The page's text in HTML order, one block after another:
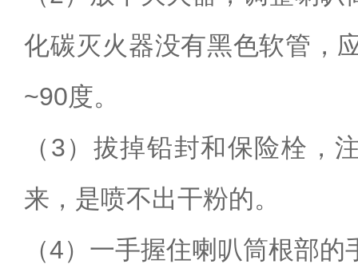
化碳灭火器没有黑色软管，
~90度。
（ 3）拔掉铅封和保险栓 ，
来，是喷不出干粉的。
（4）一手握住喇叭筒根部的